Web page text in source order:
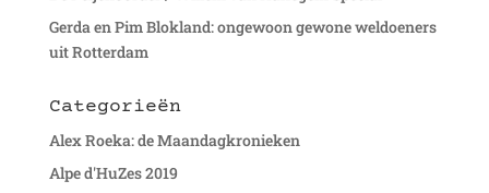
Gerda en Pim Blokland: ongewoon gewone weldoeners
uit Rotterdam
Categorieën
Alex Roeka: de Maandagkronieken
Alpe d'HuZes 2019